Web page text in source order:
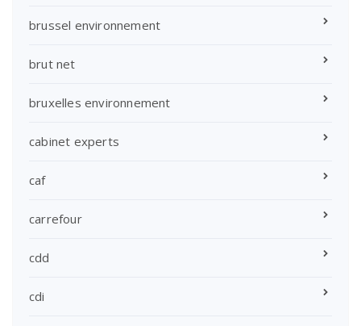
brussel environnement
brut net
bruxelles environnement
cabinet experts
caf
carrefour
cdd
cdi